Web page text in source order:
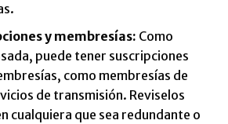
y membresías: Como
puede tener suscripciones
como membresías de
de transmisión. Reviselos
cualquiera que sea redundante o